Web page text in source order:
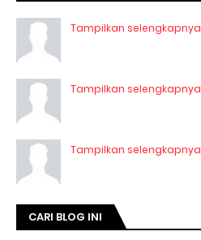
Tampilkan selengkapnya
Tampilkan selengkapnya
Tampilkan selengkapnya
CARI BLOG INI